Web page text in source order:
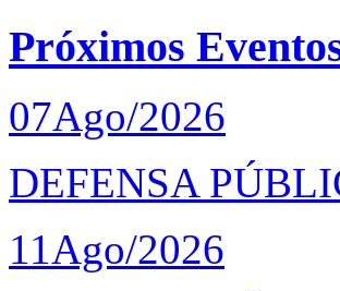
Próximos
07Ago/2026
DEFENSA
11Ago/2026